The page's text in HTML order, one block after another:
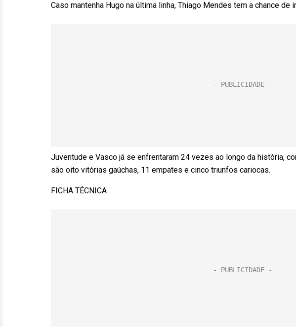
Caso mantenha Hugo na última linha, Thiago Mendes tem a chance de
Juventude e Vasco já se enfrentaram 24 vezes ao longo da história,
são oito vitórias gaúchas, 11 empates e cinco triunfos cariocas.
FICHA TÉCNICA